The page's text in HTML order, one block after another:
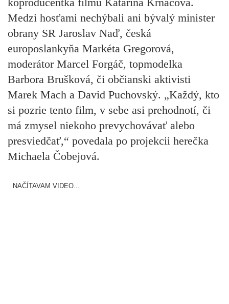
Medzi hosťami nechýbali ani bývalý minister
obrany SR Jaroslav Naď, česká
europoslankyňa Markéta Gregorová,
moderátor Marcel Forgáč, topmodelka
Barbora Brušková, či občianski aktivisti
Marek Mach a David Puchovský. „Každý, kto
si pozrie tento film, v sebe asi prehodnotí, či
má zmysel niekoho prevychovávať alebo
presviedčať,“ povedala po projekcii herečka
Michaela Čobejová.
NAČÍTAVAM VIDEO...